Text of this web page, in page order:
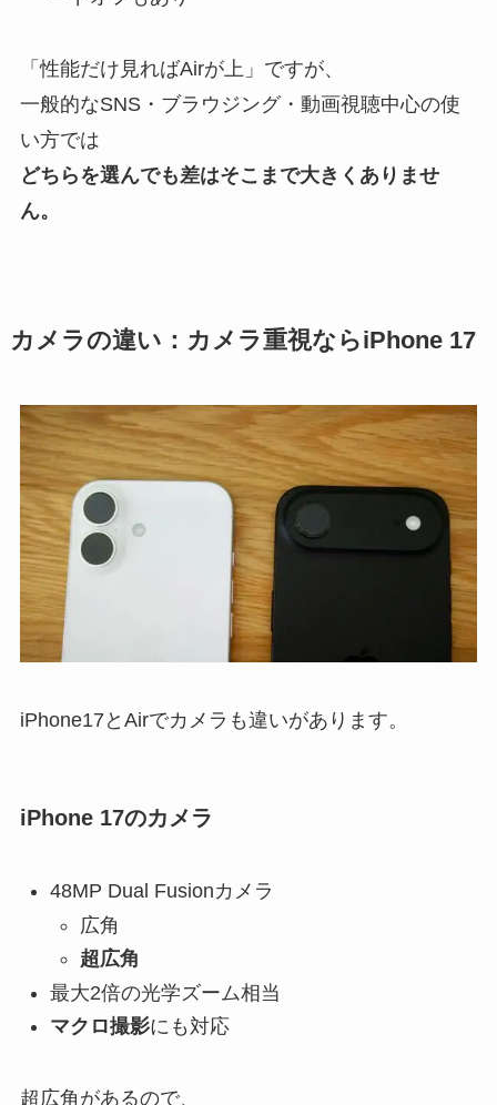
「性能だけ見ればAirが上」ですが、
一般的なSNS・ブラウジング・動画視聴中心の使
い方では
どちらを選んでも差はそこまで大きくありませ
ん。
カメラの違い：カメラ重視ならiPhone 17
iPhone17とAirでカメラも違いがあります。
iPhone 17のカメラ
48MP Dual Fusionカメラ
広角
超広角
最大2倍の光学ズーム相当
マクロ撮影にも対応
超広角があるので、